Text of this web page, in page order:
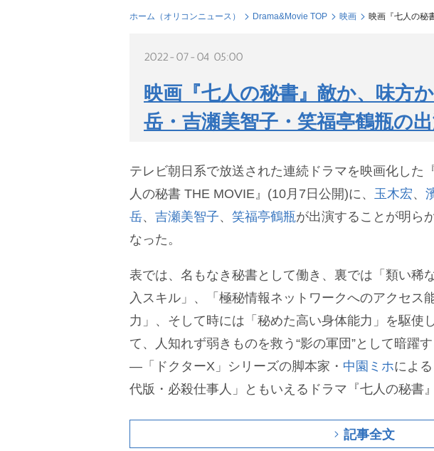
ホーム（オリコンニュース） Drama&Movie TOP 映画 映画『七人の秘
2022-07-04 05:00
映画『七人の秘書』敵か、味方
岳・吉瀬美智子・笑福亭鶴瓶の
テレビ朝日系で放送された連続ドラマを映画化した
人の秘書 THE MOVIE』(10月7日公開)に、 玉木宏、
岳、 吉瀬美智子、 笑福亭鶴瓶が出演することが明ら
なった。
表では、名もなき秘書として働き、裏では「類い稀
入スキル」、「極秘情報ネットワークへのアクセス
力」、そして時には「秘めた高い身体能力」を駆使し
て、人知れず弱きものを救う“影の軍団”として暗躍
―「ドクターX」シリーズの脚本家・ 中園ミホによ
代版・必殺仕事人」ともいえるドラマ『七人の秘書』
記事全文